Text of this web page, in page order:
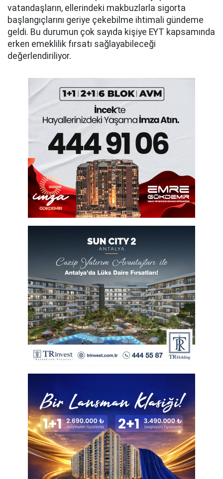
vatandaşların, ellerindeki makbuzlarla sigorta
başlangıçlarını geriye çekebilme ihtimali gündeme
geldi. Bu durumun çok sayıda kişiye EYT kapsamında
erken emeklilik fırsatı sağlayabileceği
değerlendiriliyor.